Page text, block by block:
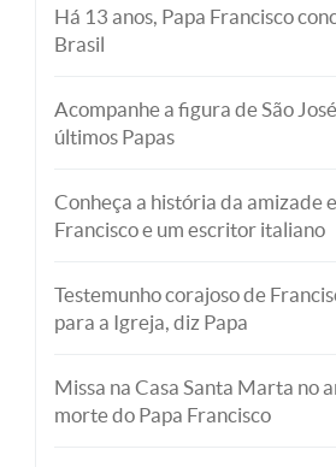
Há 13 anos, Papa Francisco
Brasil
Acompanhe a figura de São
últimos Papas
Conheça a história da amizade
Francisco e um escritor italiano
Testemunho corajoso de
para a Igreja, diz Papa
Missa na Casa Santa Marta no
morte do Papa Francisco